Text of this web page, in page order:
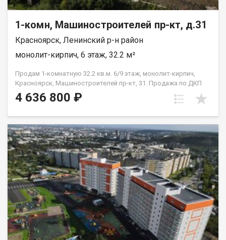
1-комн, Машиностроителей пр-кт, д.31
Красноярск, Ленинский р-н район
монолит-кирпич, 6 этаж, 32.2 м²
Продам 1-комнатную 32.2 кв.м. 6/9 этаж, монолит-кирпич,
Красноярск, Машиностроителей пр-кт, 31. Продажа по ДКП
НЕ ОТ ЗАСТРОЙЩИКА
4 636 800 ₽